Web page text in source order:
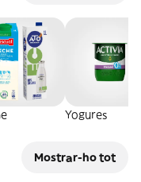
Yogures
Mostrar-ho tot